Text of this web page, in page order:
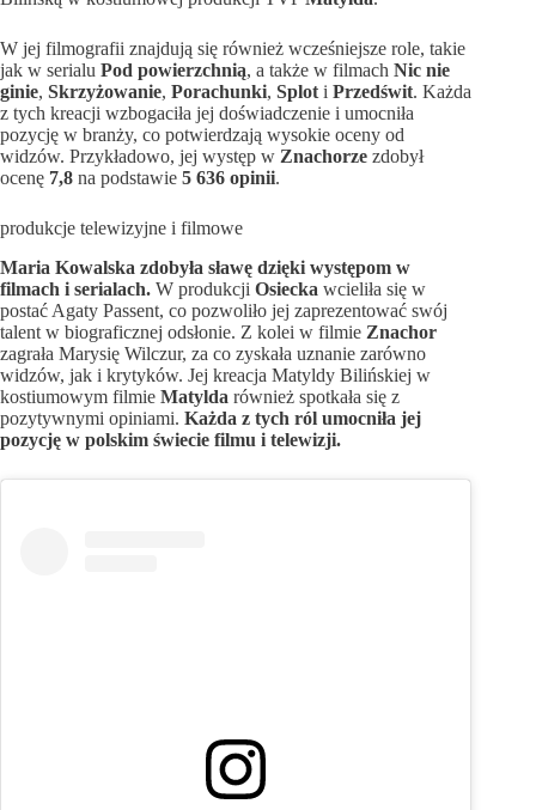
W jej filmografii znajdują się również wcześniejsze role, takie
jak w serialu Pod powierzchnią, a także w filmach Nic nie
ginie, Skrzyżowanie, Porachunki, Splot i Przedświt. Każda
z tych kreacji wzbogaciła jej doświadczenie i umocniła
pozycję w branży, co potwierdzają wysokie oceny od
widzów. Przykładowo, jej występ w Znachorze zdobył
ocenę 7,8 na podstawie 5 636 opinii.
produkcje telewizyjne i filmowe
Maria Kowalska zdobyła sławę dzięki występom w
filmach i serialach. W produkcji Osiecka wcieliła się w
postać Agaty Passent, co pozwoliło jej zaprezentować swój
talent w biograficznej odsłonie. Z kolei w filmie Znachor
zagrała Marysię Wilczur, za co zyskała uznanie zarówno
widzów, jak i krytyków. Jej kreacja Matyldy Bilińskiej w
kostiumowym filmie Matylda również spotkała się z
pozytywnymi opiniami. Każda z tych ról umocniła jej
pozycję w polskim świecie filmu i telewizji.